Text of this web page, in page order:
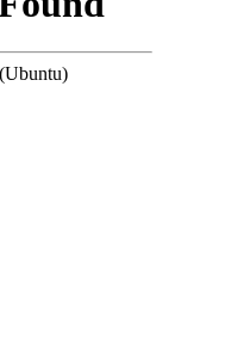
全國孕婦中弓形蟲感染率大